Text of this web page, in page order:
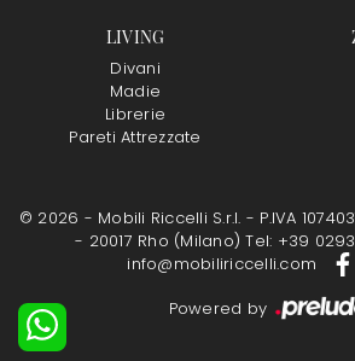
LIVING
Divani
Madie
Librerie
Pareti Attrezzate
© 2026 - Mobili Riccelli S.r.l. - P.IVA
- 20017 Rho (Milano) Tel: +39
info@mobiliriccelli.com
Powered by